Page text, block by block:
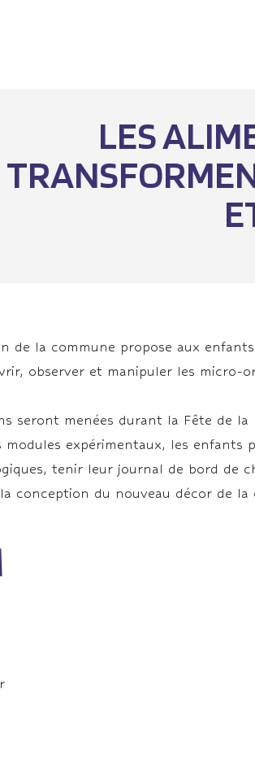
LES
de la commune propose aux
observer et manipuler les micro-
seront menées durant la Fête de
modules expérimentaux, les enfants
tenir leur journal de bord de
conception du nouveau décor de